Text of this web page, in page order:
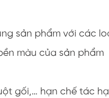
sản phẩm với các
màu của sản phẩm
gối,… hạn chế tác